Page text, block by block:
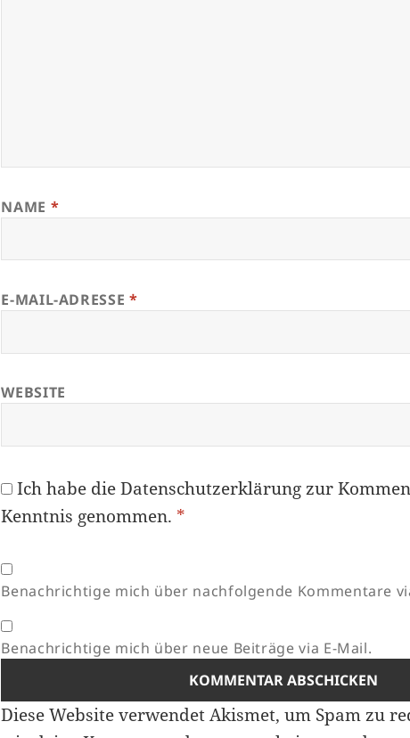
NAME *
E-MAIL-ADRESSE *
WEBSITE
Ich habe dieDatenschutzerklärungzur
Kenntnis genommen. *
Benachrichtige mich über nachfolgende Kommentare
Benachrichtige mich über neue Beiträge via E-Mail.
Diese Website verwendet Akismet, um Spam zu